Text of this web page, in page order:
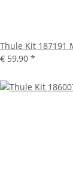
Thule Kit 187191
€ 59,90 *